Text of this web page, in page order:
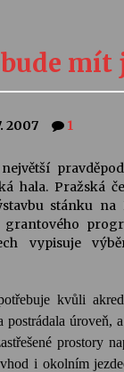
Ensemble
2026
výstavy Josefíny
muzikanti
2026
28. 7.–1. 8. 2026
2026
ve
mít
2007 1
hala. Pražská
stánku na
grantového
vypisuje
kvůli
úroveň,
prostory
i okolním